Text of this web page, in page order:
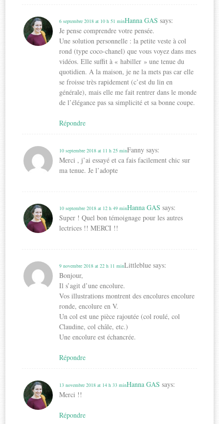
Hanna GAS says:
6 septembre 2018 at 10 h 51 min
Je pense comprendre votre pensée.
Une solution personnelle : la petite veste à col
rond (type coco-chanel) que vous voyez dans mes
vidéos. Elle suffit à « habiller » une tenue du
quotidien. A la maison, je ne la mets pas car elle
se froisse très rapidement (c’est du lin en
générale), mais elle me fait rentrer dans le monde
de l’élégance pas sa simplicité et sa bonne coupe.
Répondre
Fanny says:
10 septembre 2018 at 11 h 25 min
Merci , j’ai essayé et ca fais facilement chic sur
ma tenue. Je l’adopte
Hanna GAS says:
10 septembre 2018 at 12 h 49 min
Super ! Quel bon témoignage pour les autres
lectrices !! MERCI !!
Littleblue says:
9 novembre 2018 at 22 h 11 min
Bonjour,
Il s’agit d’une encolure.
Vos illustrations montrent des encolures encolure
ronde, encolure en V.
Un col est une pièce rajoutée (col roulé, col
Claudine, col châle, etc.)
Une encolure est échancrée.
Répondre
Hanna GAS says:
13 novembre 2018 at 14 h 33 min
Merci !!
Répondre